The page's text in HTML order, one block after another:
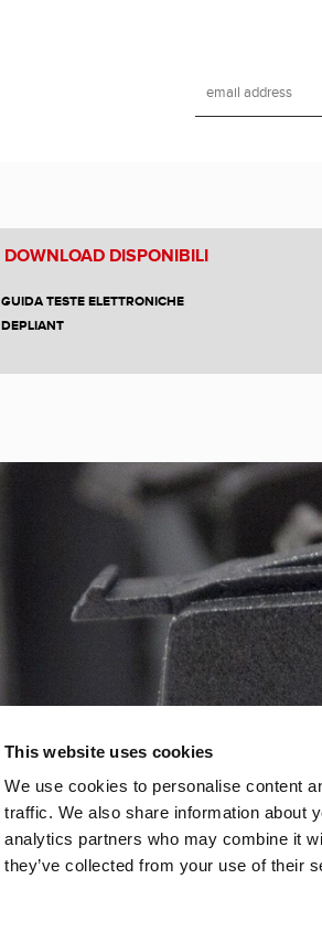
This website uses cookies
We use cookies to personalise content
traffic. We also share information about
analytics partners who may combine it
they’ve collected from your use of their
DOWNLOAD DISPONIBILI
GUIDA TESTE ELETTRONICHE
DEPLIANT